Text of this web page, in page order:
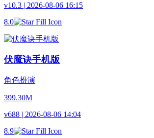
v10.3 | 2026-08-06 16:15
8.0
伏魔诀手机版
角色扮演
399.30M
v688 | 2026-08-06 14:04
8.9